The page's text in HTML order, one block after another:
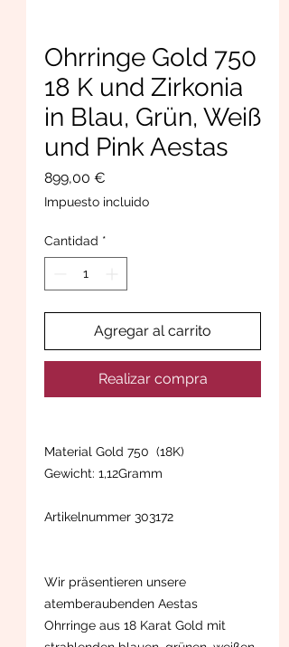
Ohrringe Gold 750
18 K und Zirkonia
in Blau, Grün, Weiß
und Pink Aestas
899,00 €
Impuesto incluido
Cantidad *
Agregar al carrito
Realizar compra
Material Gold 750 (18K)
Gewicht: 1,12Gramm
Artikelnummer 303172
Wir präsentieren unsere
atemberaubenden Aestas
Ohrringe aus 18 Karat Gold mit